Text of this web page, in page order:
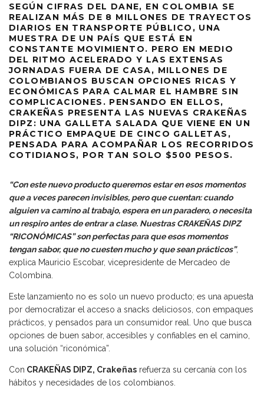
SEGÚN CIFRAS DEL DANE, EN COLOMBIA SE
REALIZAN MÁS DE 8 MILLONES DE TRAYECTOS
DIARIOS EN TRANSPORTE PÚBLICO, UNA
MUESTRA DE UN PAÍS QUE ESTÁ EN
CONSTANTE MOVIMIENTO. PERO EN MEDIO
DEL RITMO ACELERADO Y LAS EXTENSAS
JORNADAS FUERA DE CASA, MILLONES DE
COLOMBIANOS BUSCAN OPCIONES RICAS Y
ECONÓMICAS PARA CALMAR EL HAMBRE SIN
COMPLICACIONES. PENSANDO EN ELLOS,
CRAKEÑAS PRESENTA LAS NUEVAS CRAKEÑAS
DIPZ: UNA GALLETA SALADA QUE VIENE EN UN
PRÁCTICO EMPAQUE DE CINCO GALLETAS,
PENSADA PARA ACOMPAÑAR LOS RECORRIDOS
COTIDIANOS, POR TAN SOLO $500 PESOS.
“Con este nuevo producto queremos estar en esos momentos
que a veces parecen invisibles, pero que cuentan: cuando
alguien va camino al trabajo, espera en un paradero, o necesita
un respiro antes de entrar a clase. Nuestras CRAKEÑAS DIPZ
“RICONÓMICAS” son perfectas para que esos momentos
tengan sabor, que no cuesten mucho y que sean prácticos”,
explica Mauricio Escobar, vicepresidente de Mercadeo de
Colombina.
Este lanzamiento no es solo un nuevo producto; es una apuesta
por democratizar el acceso a snacks deliciosos, con empaques
prácticos, y pensados para un consumidor real. Uno que busca
opciones de buen sabor, accesibles y confiables en el camino,
una solución “riconómica”.
Con CRAKEÑAS DIPZ, Crakeñas refuerza su cercanía con los
hábitos y necesidades de los colombianos.